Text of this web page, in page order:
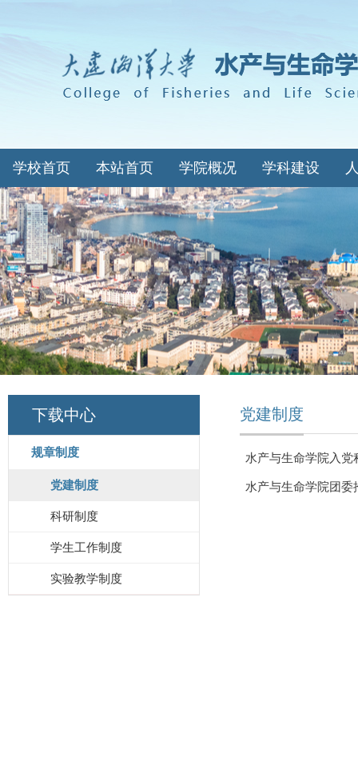
学校首页 本站首页 学院概况 学科建设
下载中心
规章制度
党建制度
科研制度
学生工作制度
实验教学制度
党建制度
水产与生命学院入
水产与生命学院团